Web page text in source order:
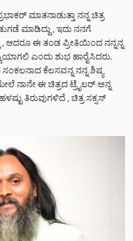
ಮಾತನಾಡುತ್ತಾ ನನ್ನ ಚಿತ್ರ
ಮಾಡಿದ್ದು , ಇದು ನನಗೆ
ಆದರೂ ಈ ತಂಡ ಪ್ರೀತಿಯಿಂದ ನನ್ನನ್ನ
ಎಂದು ಶುಭ ಹಾರೈಸಿದರು.
ಕೆಲಸವನ್ನ ನನ್ನ ಶಿಷ್ಯ
ನಾನೇ ಈ ಚಿತ್ರದ ಟ್ರೈಲರ್ ಅನ್ನ
ತಿರುವುಗಳಿದೆ , ಚಿತ್ರ ಸಕ್ಸಸ್